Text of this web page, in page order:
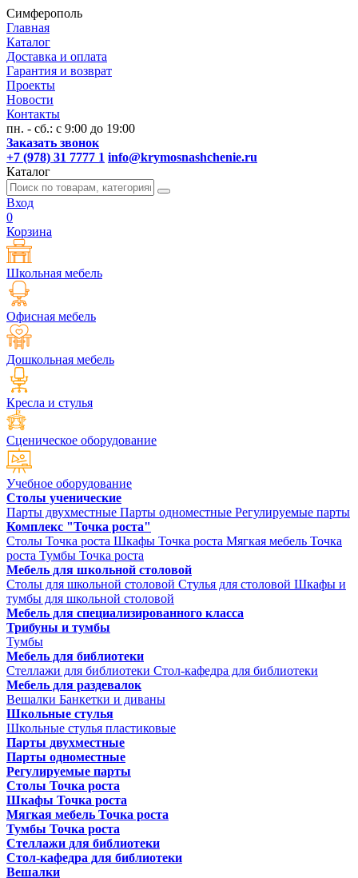
Симферополь
Главная
Каталог
Доставка и оплата
Гарантия и возврат
Проекты
Новости
Контакты
пн. - сб.: с 9:00 до 19:00
Заказать звонок
+7 (978) 31 7777 1 info@krymosnashchenie.ru
Каталог
Вход
0
Корзина
Школьная мебель
Офисная мебель
Дошкольная мебель
Кресла и стулья
Сценическое оборудование
Учебное оборудование
Столы ученические
Парты двухместные Парты одноместные Регулируемые парты
Комплекс "Точка роста"
Столы Точка роста Шкафы Точка роста Мягкая мебель Точка
роста Тумбы Точка роста
Мебель для школьной столовой
Столы для школьной столовой Стулья для столовой Шкафы и
тумбы для школьной столовой
Мебель для специализированного класса
Трибуны и тумбы
Тумбы
Мебель для библиотеки
Стеллажи для библиотеки Стол-кафедра для библиотеки
Мебель для раздевалок
Вешалки Банкетки и диваны
Школьные стулья
Школьные стулья пластиковые
Парты двухместные
Парты одноместные
Регулируемые парты
Столы Точка роста
Шкафы Точка роста
Мягкая мебель Точка роста
Тумбы Точка роста
Стеллажи для библиотеки
Стол-кафедра для библиотеки
Вешалки